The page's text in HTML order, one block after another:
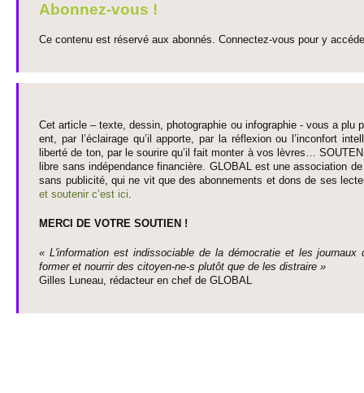
Abonnez-vous !
Ce contenu est réservé aux abonnés. Connectez-vous pour y
Cet article – texte, dessin, photographie ou infographie - vous a plu
ent, par l’éclairage qu’il appo­rte, par la réflexion ou l’inconfort
liberté de ton, par le so­urire qu’il fait monter à vos lèvres…
libre sans indépendance financière. GLOBAL est une asso­ci­ation
sans publi­cité, qui ne vit que des abonne­ments et dons de ses
et so­utenir c’est ici.
MERCI DE VOTRE SO­UTIEN !
« L'information est indisso­ci­able de la démo­cratie et les journaux
former et nourrir des ci­to­yen-ne-s plutôt que de les dis­traire »
Gi­lles Luneau, rédacteur en chef de GLOBAL